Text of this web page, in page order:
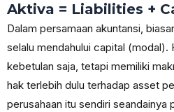
Aktiva = Liabilities +
Dalam persamaan akuntansi,
selalu mendahului capital (modal).
kebetulan saja, tetapi memiliki
hak terlebih dulu terhadap asset
perusahaan itu sendiri seandainya